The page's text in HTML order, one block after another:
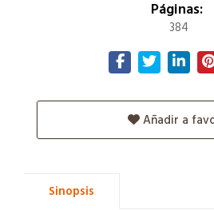
Páginas:
384
Añadir a
Sinopsis